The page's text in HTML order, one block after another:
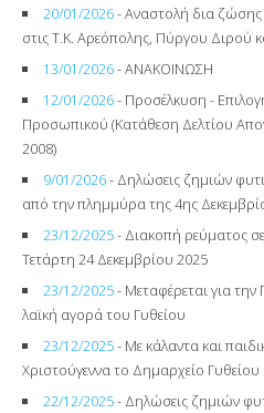
20/01/2026- Αναστολή δια ζώσης
στις Τ.Κ. Αρεόπολης, Πύργου Διρού
13/01/2026- ΑΝΑΚΟΙΝΩΣΗ
12/01/2026- Προσέλκυση -
Προσωπικού (Κατάθεση Δελτίου
2008)
9/01/2026- Δηλώσεις ζημιών
από την πλημμύρα της 4ης
23/12/2025- Διακοπή ρεύματος
Τετάρτη 24 Δεκεμβρίου 2025
23/12/2025- Μεταφέρεται για
λαϊκή αγορά του Γυθείου
23/12/2025- Με κάλαντα και
Χριστούγεννα το Δημαρχείο Γυθείου
22/12/2025- Δηλώσεις ζημιών